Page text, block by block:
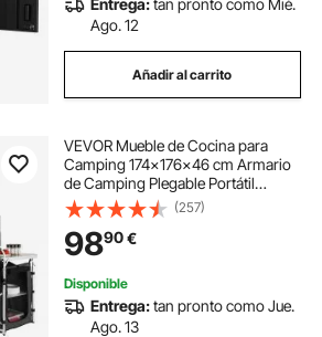
Entrega:tan pronto como Mié.
Ago. 12
Añadir al carrito
VEVOR Mueble de Cocina para
Camping 174x176x46 cm Armario
de Camping Plegable Portátil
Estructura de Aluminio Altura
Ajustable Mesa de cocina para
acampar con Bolsa de Transporte
para Barbacoa, Negro
(257)
9890€
Disponible
Entrega:tan pronto como Jue.
Ago. 13